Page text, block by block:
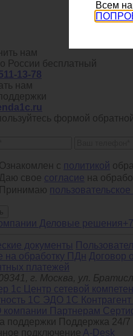
России бесплатный
13-78
формой
Ознакомлен с политикой
Даю свое согласие на
Принимаю
документы
на обработку ПДн Договор
платежей
г. Москва, ул.
1С ЭДО 1С Контрагент
компании Партнерам
Поддержка 24/7
A-Desk
Всем